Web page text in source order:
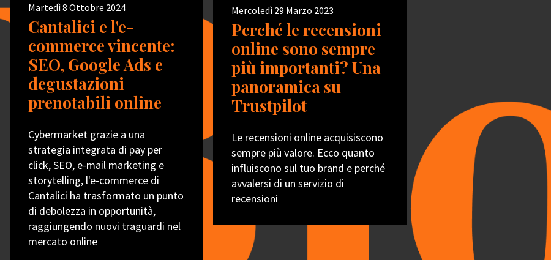
Martedì 8 Ottobre 2024
Cantalici e l'e-
commerce vincente:
SEO, Google Ads e
degustazioni
prenotabili online
Cybermarket grazie a una
strategia integrata di pay per
click, SEO, e-mail marketing e
storytelling, l'e-commerce di
Cantalici ha trasformato un punto
di debolezza in opportunità,
raggiungendo nuovi traguardi nel
mercato online
Mercoledì 29 Marzo 2023
Perché le recensioni
online sono sempre
più importanti? Una
panoramica su
Trustpilot
Le recensioni online acquisiscono
sempre più valore. Ecco quanto
influiscono sul tuo brand e perché
avvalersi di un servizio di
recensioni